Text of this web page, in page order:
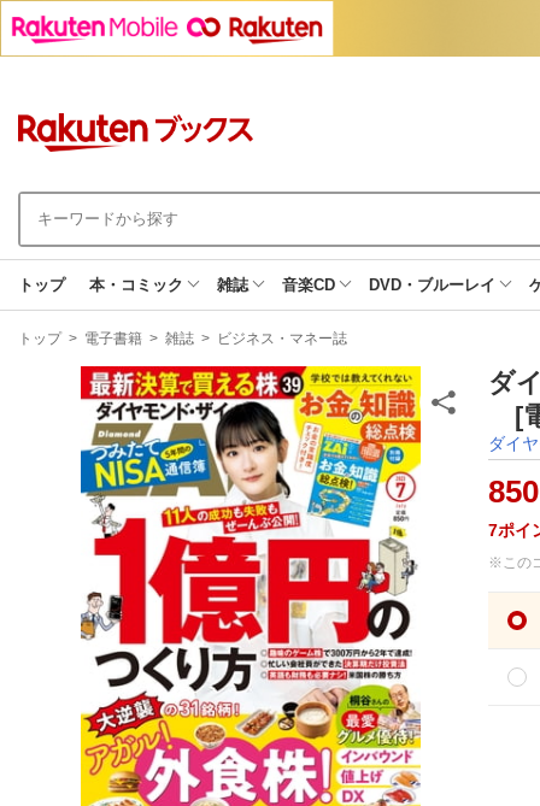
トップ 本・コミック 雑誌 音楽CD DVD・ブルーレイ
現
トップ > 電子書籍 > 雑誌 > ビジネス・マネー誌
ダ
[
ダイ
850
7ポイ
※この